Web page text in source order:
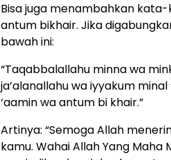
Bisa juga menambahkan
antum bikhair. Jika
bawah ini:
“Taqabbalallahu minna wa
ja’alanallahu wa iyyakum
‘aamin wa antum bi khair.”
Artinya: “Semoga Allah
kamu. Wahai Allah Yang